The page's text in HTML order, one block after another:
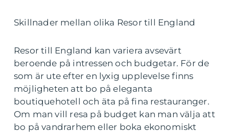
Skillnader mellan olika Resor till England
Resor till England kan variera avsevärt
beroende på intressen och budgetar. För de
som är ute efter en lyxig upplevelse finns
möjligheten att bo på eleganta
boutiquehotell och äta på fina restauranger.
Om man vill resa på budget kan man välja att
bo på vandrarhem eller boka ekonomiskt